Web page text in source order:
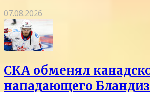
07.08.2026
СКА обменял
нападающего